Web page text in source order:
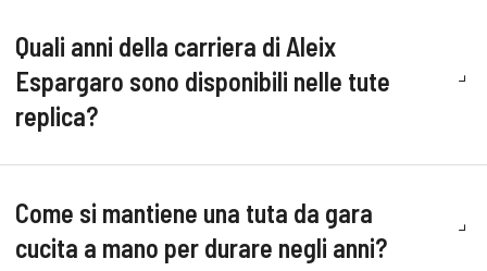
Quali anni della carriera di Aleix
Espargaro sono disponibili nelle tute
replica?
Come si mantiene una tuta da gara
cucita a mano per durare negli anni?